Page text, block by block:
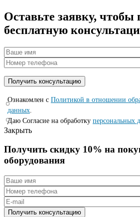
Оставьте заявку, чтобы
бесплатную
Ознакомлен с Политикой в отношении
данных
Даю Согласие на обработку персональных
Закрыть
Получить скидку 10% на
оборудования